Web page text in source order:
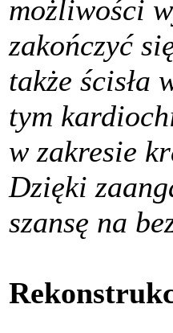
możliwości
zakończyć
także ścisła
tym
w zakresie
Dzięki
szansę na